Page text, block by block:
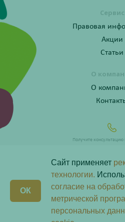
Сервис
Правовая
Акции
Статьи
О
О
Получите консультацию
Любая информация на сайте носит справочный
определяемой положениями пункта 2 статьи 437
Сайт применяет
технологии.
согласие на
метрической
персональных
ОК
Скачай наше